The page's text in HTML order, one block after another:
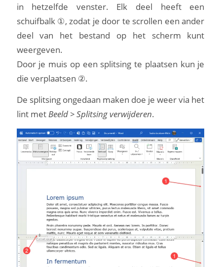
in hetzelfde venster. Elk deel heeft een
schuifbalk ①, zodat je door te scrollen een ander
deel van het bestand op het scherm kunt
weergeven.
Door je muis op een splitsing te plaatsen kun je
die verplaatsen ②.
De splitsing ongedaan maken doe je weer via het
lint metBeeld > Splitsing verwijderen.